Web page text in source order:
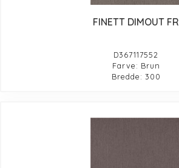
FINETT DIMOUT FR
D367117552
Farve: Brun
Bredde: 300